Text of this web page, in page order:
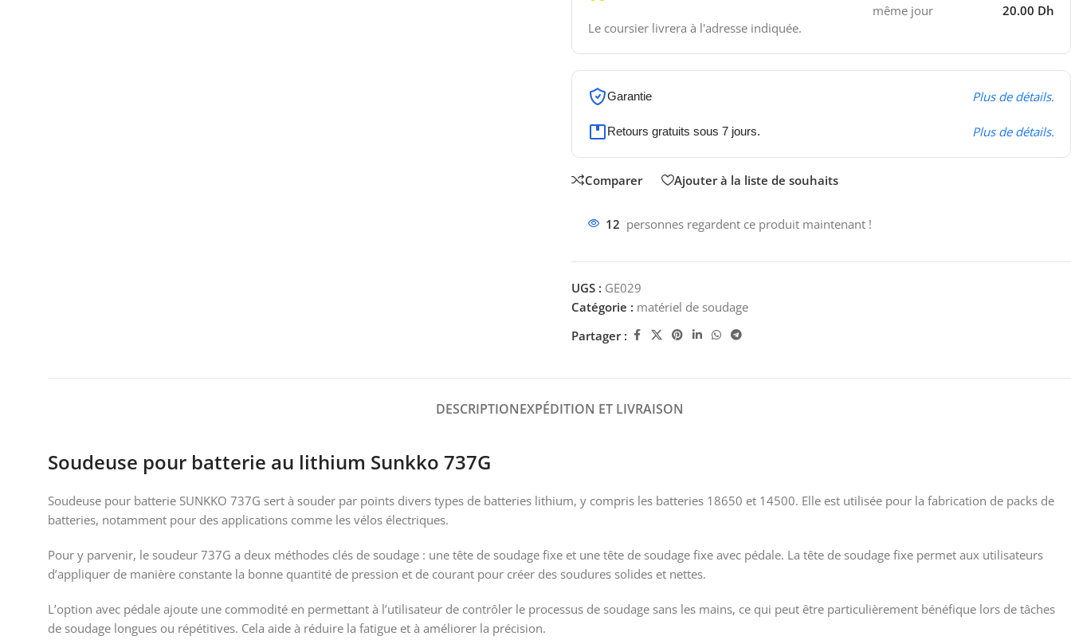
Le coursier livrera à l'adresse indiquée.
même jour 20.00 Dh
Garantie Plus de détails.
Retours gratuits sous 7 jours. Plus de détails.
Comparer Ajouter à la liste de souhaits
12 personnes regardent ce produit maintenant !
UGS : GE029
Catégorie : matériel de soudage
Partager :
DESCRIPTIONEXPÉDITION ET LIVRAISON
Soudeuse pour batterie au lithium Sunkko 737G
Soudeuse pour batterie SUNKKO 737G sert à souder par points divers types de batteries lithium, y compris les batteries 18650 et 14500. Elle est utilisée pour la fabrication de packs de
batteries, notamment pour des applications comme les vélos électriques.
Pour y parvenir, le soudeur 737G a deux méthodes clés de soudage : une tête de soudage fixe et une tête de soudage fixe avec pédale. La tête de soudage fixe permet aux utilisateurs
d’appliquer de manière constante la bonne quantité de pression et de courant pour créer des soudures solides et nettes.
L’option avec pédale ajoute une commodité en permettant à l’utilisateur de contrôler le processus de soudage sans les mains, ce qui peut être particulièrement bénéfique lors de tâches
de soudage longues ou répétitives. Cela aide à réduire la fatigue et à améliorer la précision.